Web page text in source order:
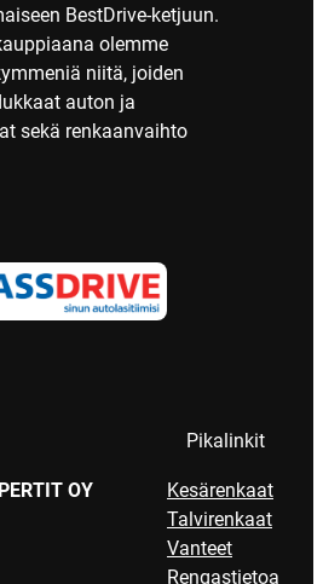
BestDrive-ketjuun.
olemme
niitä, joiden
auton ja
sekä renkaanvaihto
OY
Pikalinkit
Kesärenkaat
Talvirenkaat
Vanteet
Rengastietoa